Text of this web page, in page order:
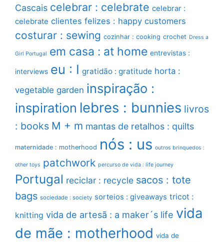
Cascais celebrar : celebrate celebrar :
celebrate clientes felizes : happy customers
costurar : sewing cozinhar : cooking crochet Dress a
Girl Portugal em casa : at home entrevistas :
interviews eu : I gratidão : gratitude horta :
vegetable garden inspiração :
inspiration lebres : bunnies livros
: books M + m mantas de retalhos : quilts
maternidade : motherhood nós : us outros brinquedos :
other toys patchwork percurso de vida : life journey
Portugal reciclar : recycle sacos : tote
bags sociedade : society sorteios : giveaways tricot :
knitting vida de artesã : a maker´s life vida
de mãe : motherhood vida de